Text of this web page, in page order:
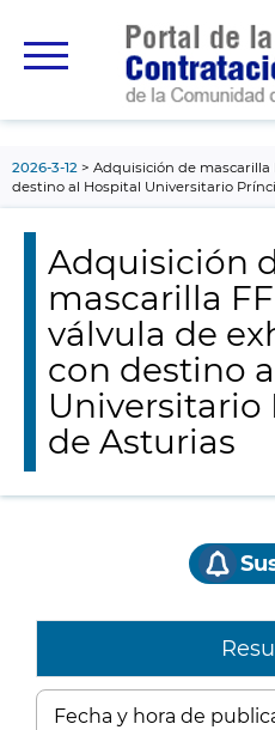
principal
2026-3-12
Adquisición de mascarilla
destino al Hospital Universitario
Adquisición
mascarilla
válvula de
con destino
Universitario
de Asturias
Fecha y hora de